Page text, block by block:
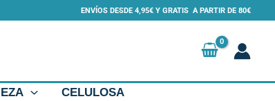
ENVÍOS DESDE 4,95€ Y GRATIS A PARTIR DE 80€
CELULOSA